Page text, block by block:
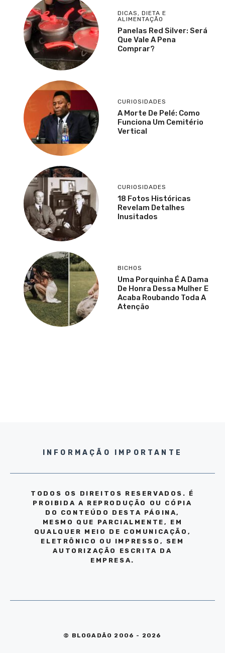
DICAS, DIETA E
ALIMENTAÇÃO
Panelas Red Silver: Será
Que Vale A Pena
Comprar?
CURIOSIDADES
A Morte De Pelé: Como
Funciona Um Cemitério
Vertical
CURIOSIDADES
18 Fotos Históricas
Revelam Detalhes
Inusitados
BICHOS
Uma Porquinha É A Dama
De Honra Dessa Mulher E
Acaba Roubando Toda A
Atenção
INFORMAÇÃO IMPORTANTE
TODOS OS DIREITOS RESERVADOS. É
PROIBIDA A REPRODUÇÃO OU CÓPIA
DO CONTEÚDO DESTA PÁGINA,
MESMO QUE PARCIALMENTE, EM
QUALQUER MEIO DE COMUNICAÇÃO,
ELETRÔNICO OU IMPRESSO, SEM
AUTORIZAÇÃO ESCRITA DA
EMPRESA.
© BLOGADÃO 2006 - 2026